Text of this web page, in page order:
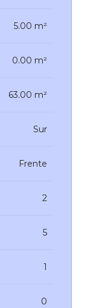
5.00 m²
0.00 m²
63.00 m²
Sur
Frente
2
5
1
0